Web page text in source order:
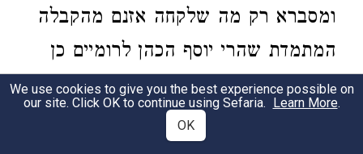
ומסברא רק מה שלקחה אזנם מהקבלה
המתמדת שהרי יוסף הכהן לרומיים כן
העיד בספרו קדמוניות ד' ח' מ"ח, ועוד
מוסיף יוסף וכותב שבכוונה כתב משה
We use cookies to give you the best experience possible on
our site. Click OK to continue using Sefaria. Learn More.
OK